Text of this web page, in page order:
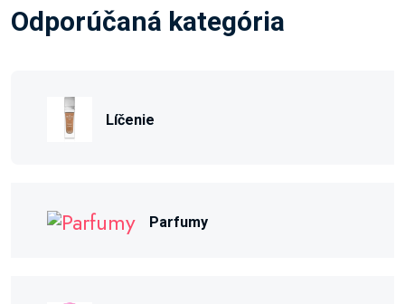
Odporúčaná kategória
Líčenie
Parfumy